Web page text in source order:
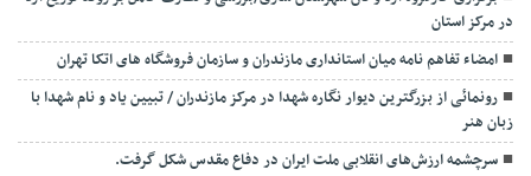
در مرکز استان
امضاء تفاهم نامه میان استانداری مازندران و سازمان فروشگاه های اتکا تهران
رونمائی از بزرگترین دیوار نگاره شهدا در مرکز مازندران / تبیین یاد و نام شهدا با
زبان هنر
سرچشمه ارزش‌های انقلابی ملت ایران در دفاع مقدس شکل گرفت.